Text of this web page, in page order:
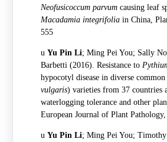
Neofusicoccum parvumcausing leaf
Macadamia integrifoliain China,
555
u Yu Pin Li; Ming Pei You; Sally
Barbetti (2016). Resistance to
hypocotyl disease in diverse common
vulgaris) varieties from 37 countries
waterlogging tolerance and other
European Journal of Plant
u Yu Pin Li; Ming Pei You;